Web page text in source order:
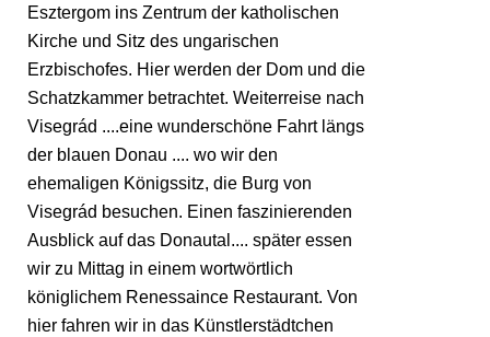
Esztergom ins Zentrum der katholischen
Kirche und Sitz des ungarischen
Erzbischofes. Hier werden der Dom und die
Schatzkammer betrachtet. Weiterreise nach
Visegrád ....eine wunderschöne Fahrt längs
der blauen Donau .... wo wir den
ehemaligen Königssitz, die Burg von
Visegrád besuchen. Einen faszinierenden
Ausblick auf das Donautal.... später essen
wir zu Mittag in einem wortwörtlich
königlichem Renessaince Restaurant. Von
hier fahren wir in das Künstlerstädtchen